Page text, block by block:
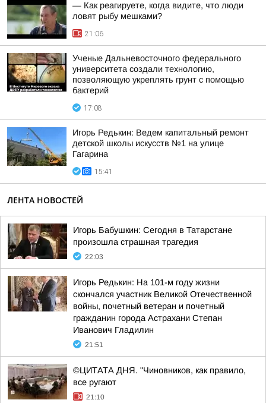
— Как реагируете, когда видите, что люди
ловят рыбу мешками?
21:06
Ученые Дальневосточного федерального
университета создали технологию,
позволяющую укреплять грунт с помощью
бактерий
17:08
Игорь Редькин: Ведем капитальный ремонт
детской школы искусств №1 на улице
Гагарина
15:41
ЛЕНТА НОВОСТЕЙ
Игорь Бабушкин: Сегодня в Татарстане
произошла страшная трагедия
22:03
Игорь Редькин: На 101-м году жизни
скончался участник Великой Отечественной
войны, почетный ветеран и почетный
гражданин города Астрахани Степан
Иванович Гладилин
21:51
©ЦИТАТА ДНЯ. "Чиновников, как правило,
все ругают
21:10